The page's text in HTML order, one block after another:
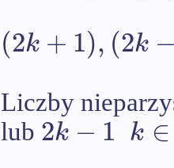
(2k +1),(2k
Liczby
lub 2k − 1 k ∈